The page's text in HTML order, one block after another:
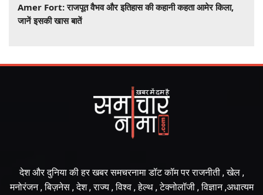
Amer Fort: राजपूत वैभव और इतिहास की कहानी कहता आमेर किला,
जानें इसकी खास बातें
देश और दुनिया की हर खबर समचरनामा डॉट कॉम पर राजनीती , खेल ,
मनोरंजन , बिज़नेस , देश , राज्य , विश्व , हेल्थ , टेक्नोलॉजी , विज्ञान ,अधात्यम